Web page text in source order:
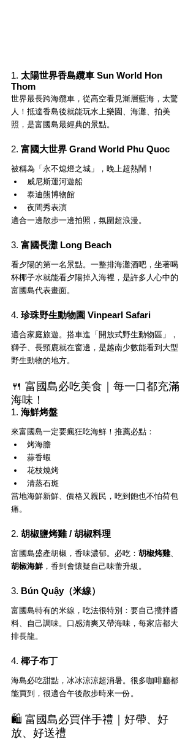
1. 太陽世界香島纜車 Sun World Hon
Thom
世界最長跨海纜車，從高空看見漸層藍海，太驚
人！抵達香島後就能玩水上樂園、海灘、拍美
照，是富國島最經典的景點。
2. 富國大世界 Grand World Phu Quoc
被稱為「永不熄燈之城」，晚上超熱鬧！
威尼斯運河遊船
泰迪熊博物館
夜間秀表演
適合一邊散步一邊拍照，氛圍超浪漫。
3. 富國長灘 Long Beach
看夕陽的第一名景點。一整排海灘酒吧，坐著喝
杯椰子水就能看夕陽掉入海裡，是許多人心中的
富國島代表畫面。
4. 珍珠野生動物園 Vinpearl Safari
適合家庭旅遊。搭車進「開放式野生動物區」，
獅子、長頸鹿就在窗邊，是越南少數能看到大型
野生動物的地方。
🍴 富國島必吃美食｜每一口都充滿
海味！
1. 海鮮烤盤
來富國島一定要瘋狂吃海鮮！推薦必點：
烤海膽
蒜香蝦
花枝燒烤
清蒸石斑
當地海鮮新鮮、價格又親民，吃到飽也不怕荷包
痛。
2. 胡椒鹽烤雞 / 胡椒料理
富國島盛產胡椒，香味濃郁。必吃： 胡椒烤雞、
胡椒海鮮 ，香到會懷疑自己味蕾升級。
3. Bún Quậy（米線）
富國島特有的米線，吃法很特別：要自己攪拌醬
料、自己調味。口感清爽又帶海味，每家店都大
排長龍。
4. 椰子布丁
海島必吃甜點，冰冰涼涼超消暑。很多咖啡廳都
能買到，很適合午後散步時來一份。
🛍 富國島必買伴手禮｜好帶、好
放、好送禮